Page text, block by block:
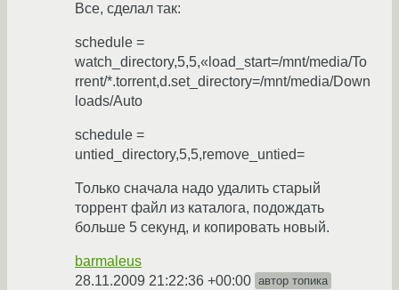
Все, сделал так:
schedule =
watch_directory,5,5,«load_start=/mnt/media/To
rrent/*.torrent,d.set_directory=/mnt/media/Down
loads/Auto
schedule =
untied_directory,5,5,remove_untied=
Только сначала надо удалить старый
торрент файл из каталога, подождать
больше 5 секунд, и копировать новый.
barmaleus
28.11.2009 21:22:36 +00:00 автор топика